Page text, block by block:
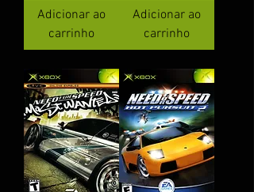
Adicionar ao
carrinho
Adicionar ao
carrinho